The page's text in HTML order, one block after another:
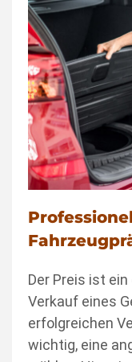
Der Preis ist
Verkauf eines
erfolgreichen
wichtig, eine